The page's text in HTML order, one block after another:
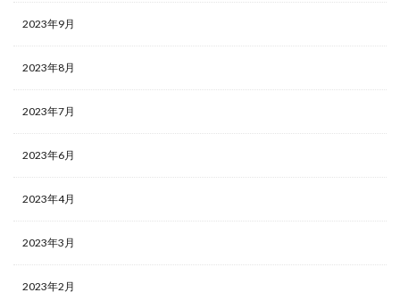
2023年9月
2023年8月
2023年7月
2023年6月
2023年4月
2023年3月
2023年2月